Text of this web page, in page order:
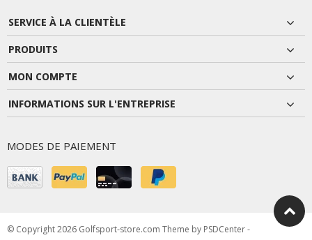
SERVICE À LA CLIENTÈLE
PRODUITS
MON COMPTE
INFORMATIONS SUR L'ENTREPRISE
MODES DE PAIEMENT
© Copyright 2026 Golfsport-store.com Theme by PSDCenter-